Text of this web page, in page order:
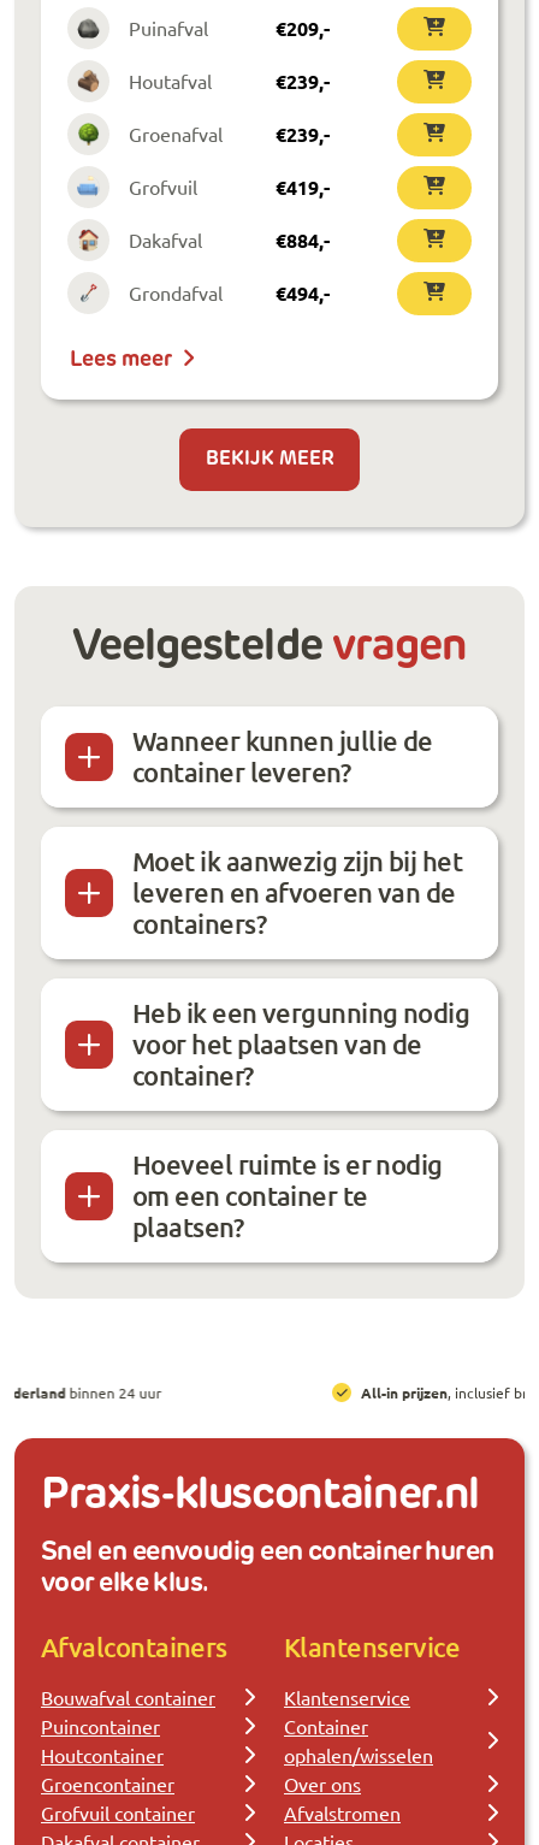
Puinafval €209,-
Houtafval €239,-
Groenafval €239,-
Grofvuil €419,-
Dakafval €884,-
Grondafval €494,-
Lees meer
BEKIJK MEER
Veelgestelde vragen
Wanneer kunnen jullie de
container leveren?
Moet ik aanwezig zijn bij het
leveren en afvoeren van de
containers?
Heb ik een vergunning nodig
voor het plaatsen van de
container?
Hoeveel ruimte is er nodig
om een container te
plaatsen?
All-in prijzen , inclusief brengen, ophalen en huur
Praxis-kluscontainer.nl
Snel en eenvoudig een container huren
voor elke klus.
Afvalcontainers
Bouwafval container
Puincontainer
Houtcontainer
Groencontainer
Grofvuil container
Klantenservice
Klantenservice
Container
ophalen/wisselen
Over ons
Afvalstromen